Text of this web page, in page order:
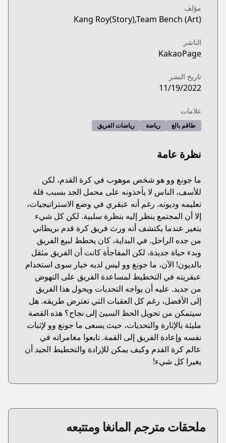
مؤلف
Kang Roy(Story),Team Bench (Art)
الناشر
KakaoPage
تاريخ النشر
11/19/2022
علامات
طاقم بالغ رياضة رياضات الفريق
نظرة عامة
ما جونغ وو هو شخص موهوب في كرة القدم، لكن
للأسف، الناس لا يأخذونه على محمل الجد بسبب قلة
تعليمه وديونه. رغم أنه عبقري في وضع الاستراتيجيات،
إلا أن المجتمع ينظر إليه بنظرة سلبية. لكن كل شيء
يتغير عندما يكتشف أنه ورث فريق كرة قدم بريطاني
من جده الراحل. في البداية، كان يخطط لبيع الفريق
وبدء حياة جديدة، لكن المفاجأة كانت أن الفريق مثقل
بالديون! الآن، ما جونغ وو ليس لديه خيار سوى استخدام
عبقريته في التخطيط لمساعدة الفريق على النهوض
من جديد. عليه أن يواجه التحديات ويحول هذا الفريق
إلى الأفضل، رغم كل العقبات التي تعترض طريقه. هل
سيتمكن من تحويل الحظ السيئ إلى نجاح؟ هذه القصة
مليئة بالإثارة والتحديات، حيث يسعى ما جونغ وو لإثبات
نفسه وإعادة الفريق إلى القمة. تابعوا مغامراته في
عالم كرة القدم وكيف يمكن للإرادة والتخطيط الجيد أن
يغيرا كل شيء!
ملحقات مترجم المانغا ومتتبعه